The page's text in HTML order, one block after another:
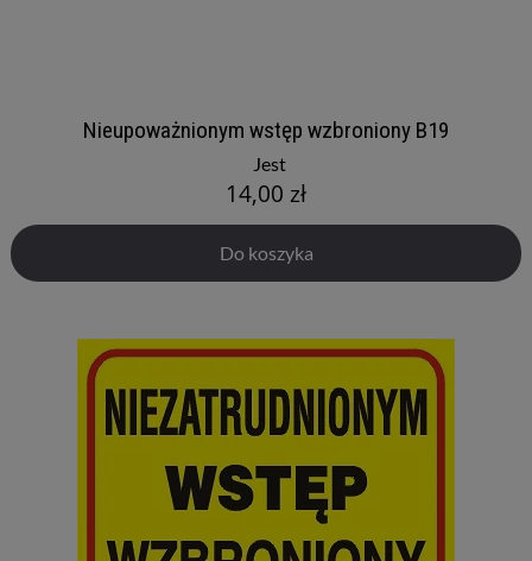
Nieupoważnionym wstęp wzbroniony B19
Jest
14,00 zł
Do koszyka